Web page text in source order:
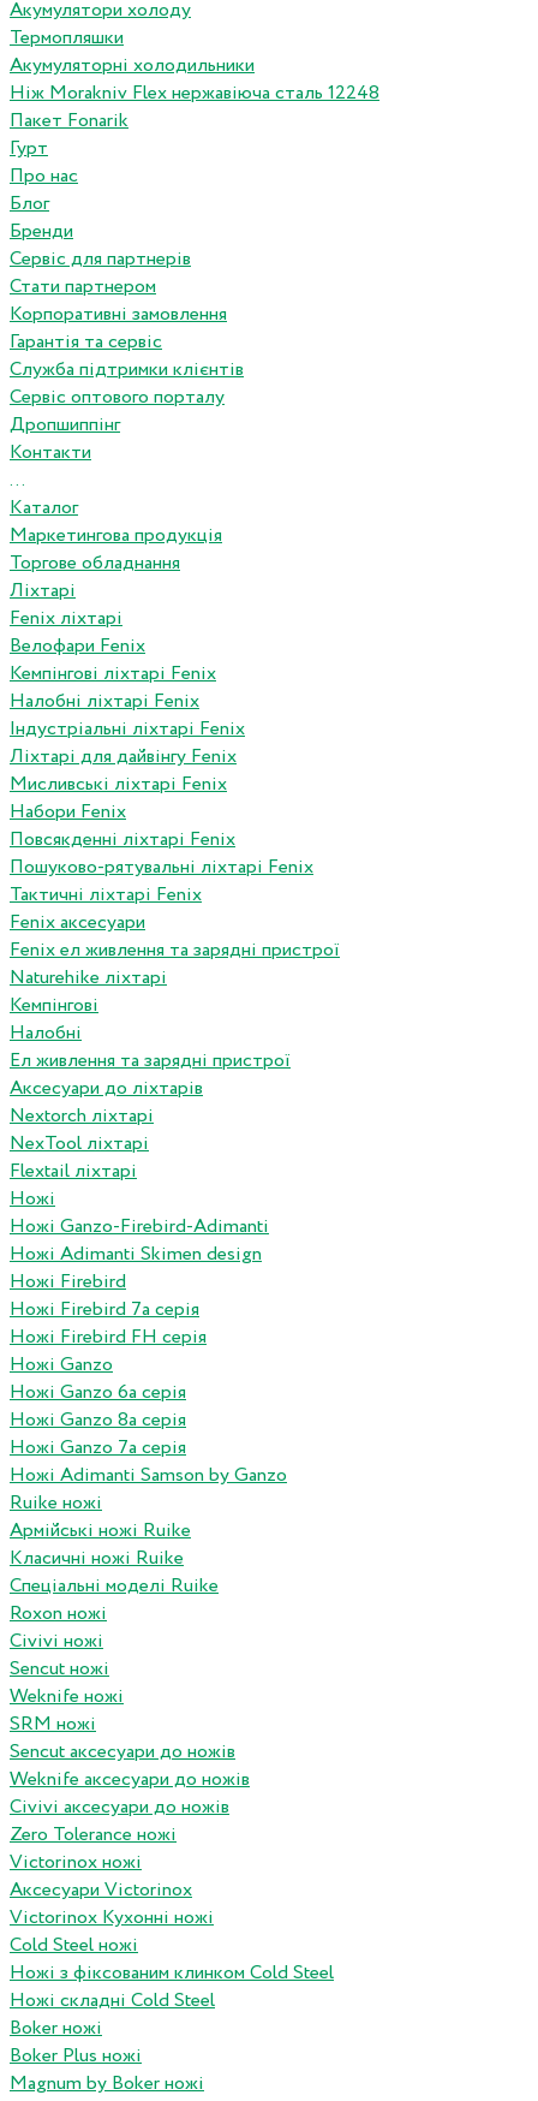
Акумулятори холоду
Термопляшки
Акумуляторні холодильники
Ніж Morakniv Flex нержавіюча сталь 12248
Пакет Fonarik
Гурт
Про нас
Блог
Бренди
Сервіс для партнерів
Стати партнером
Корпоративні замовлення
Гарантія та сервіс
Служба підтримки клієнтів
Сервіс оптового порталу
Дропшиппінг
Контакти
...
Каталог
Маркетингова продукція
Торгове обладнання
Ліхтарі
Fenix ліхтарі
Велофари Fenix
Кемпінгові ліхтарі Fenix
Налобні ліхтарі Fenix
Індустріальні ліхтарі Fenix
Ліхтарі для дайвінгу Fenix
Мисливські ліхтарі Fenix
Набори Fenix
Повсякденні ліхтарі Fenix
Пошуково-рятувальні ліхтарі Fenix
Тактичні ліхтарі Fenix
Fenix аксесуари
Fenix ел живлення та зарядні пристрої
Naturehike ліхтарі
Кемпінгові
Налобні
Ел живлення та зарядні пристрої
Аксесуари до ліхтарів
Nextorch ліхтарі
NexTool ліхтарі
Flextail ліхтарі
Ножі
Ножі Ganzo-Firebird-Adimanti
Ножі Adimanti Skimen design
Ножі Firebird
Ножі Firebird 7а серія
Ножі Firebird FH серія
Ножі Ganzo
Ножі Ganzo 6а серія
Ножі Ganzo 8а серія
Ножі Ganzo 7а серія
Ножі Adimanti Samson by Ganzo
Ruike ножі
Армійські ножі Ruike
Класичні ножі Ruike
Спеціальні моделі Ruike
Roxon ножi
Civivi ножі
Sencut ножі
Weknife ножі
SRM ножі
Sencut аксесуари до ножів
Weknife аксесуари до ножів
Civivi аксесуари до ножів
Zero Tolerance ножі
Victorinox ножі
Аксесуари Victorinox
Victorinox Кухонні ножі
Cold Steel ножі
Ножі з фіксованим клинком Cold Steel
Ножі складні Cold Steel
Boker ножі
Boker Plus ножі
Magnum by Boker ножі